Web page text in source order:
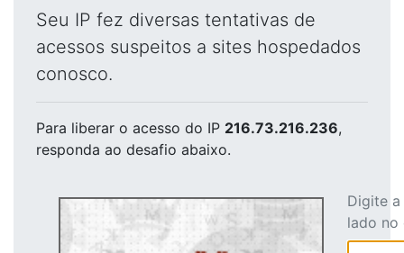
Seu IP fez diversas tentativas de
acessos suspeitos a sites hospedados
conosco.
Para liberar o acesso do IP 216.73.216.236,
responda ao desafio abaixo.
Digite
lado no